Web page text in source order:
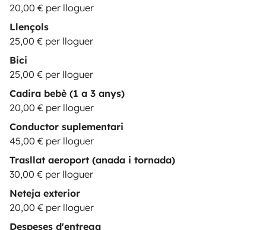
20,00 € per lloguer
Llençols
25,00 € per lloguer
Bici
25,00 € per lloguer
Cadira bebè (1 a 3 anys)
20,00 € per lloguer
Conductor suplementari
45,00 € per lloguer
Trasllat aeroport (anada i tornada)
30,00 € per lloguer
Neteja exterior
20,00 € per lloguer
Despeses d'entrega